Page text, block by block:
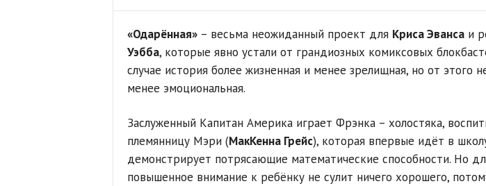
«Одарённая»– весьма неожиданный проект для Криса Эвансаи
Уэбба, которые явно устали от грандиозных комиксовых
случае история более жизненная и менее зрелищная, но от этого
менее эмоциональная.
Заслуженный Капитан Америка играет Фрэнка – холостяка,
племянницу Мэри (МакКенна Грейс), которая впервые идёт в
демонстрирует потрясающие математические способности. Но
повышенное внимание к ребёнку не сулит ничего хорошего,